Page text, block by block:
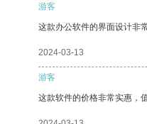
游客
这款办公软件的界面设计非
2024-03-13
游客
这款软件的价格非常实惠，